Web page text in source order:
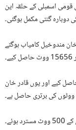
کراچی میں قومی اسمبلی کے حلقہ این
مندوخیل کامیاب ہوگئے
اسماعیل نے 14747 ووٹ حاصل کیے اور یوں قادر خان